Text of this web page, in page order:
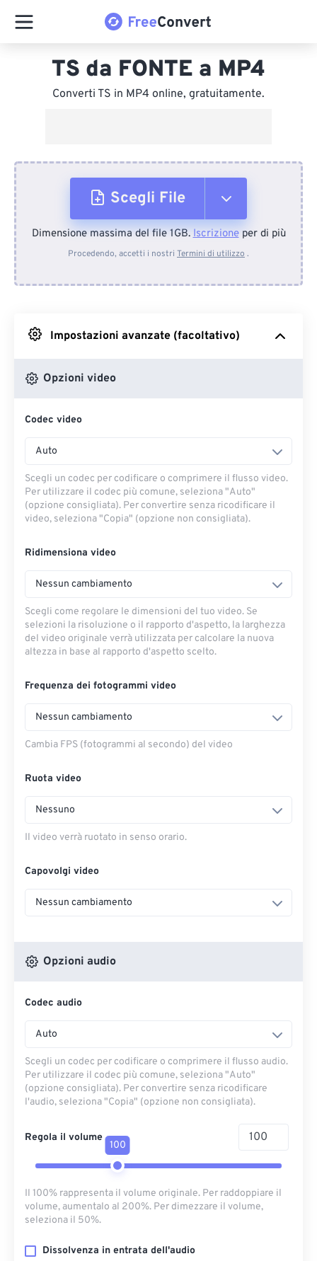
TS da FONTE a MP4
Converti TS in MP4 online, gratuitamente.
Scegli File
Dal dispositivo
Da Google Drive
Dimensione massima del file 1GB.Iscrizioneper di più
Procedendo, accetti i nostri Termini di utilizzo .
Impostazioni avanzate (facoltativo)
Opzioni video
Codec video
Auto
Scegli un codec per codificare o comprimere il flusso video.
Per utilizzare il codec più comune, seleziona "Auto"
(opzione consigliata). Per convertire senza ricodificare il
video, seleziona "Copia" (opzione non consigliata).
Ridimensiona video
Nessun cambiamento
Scegli come regolare le dimensioni del tuo video. Se
selezioni la risoluzione o il rapporto d'aspetto, la larghezza
del video originale verrà utilizzata per calcolare la nuova
altezza in base al rapporto d'aspetto scelto.
Frequenza dei fotogrammi video
Nessun cambiamento
Cambia FPS (fotogrammi al secondo) del video
Ruota video
Nessuno
Il video verrà ruotato in senso orario.
Capovolgi video
Nessun cambiamento
Opzioni audio
Codec audio
Auto
Scegli un codec per codificare o comprimere il flusso audio.
Per utilizzare il codec più comune, seleziona "Auto"
(opzione consigliata). Per convertire senza ricodificare
l'audio, seleziona "Copia" (opzione non consigliata).
Regola il volume
100
Il 100% rappresenta il volume originale. Per raddoppiare il
volume, aumentalo al 200%. Per dimezzare il volume,
seleziona il 50%.
Dissolvenza in entrata dell'audio